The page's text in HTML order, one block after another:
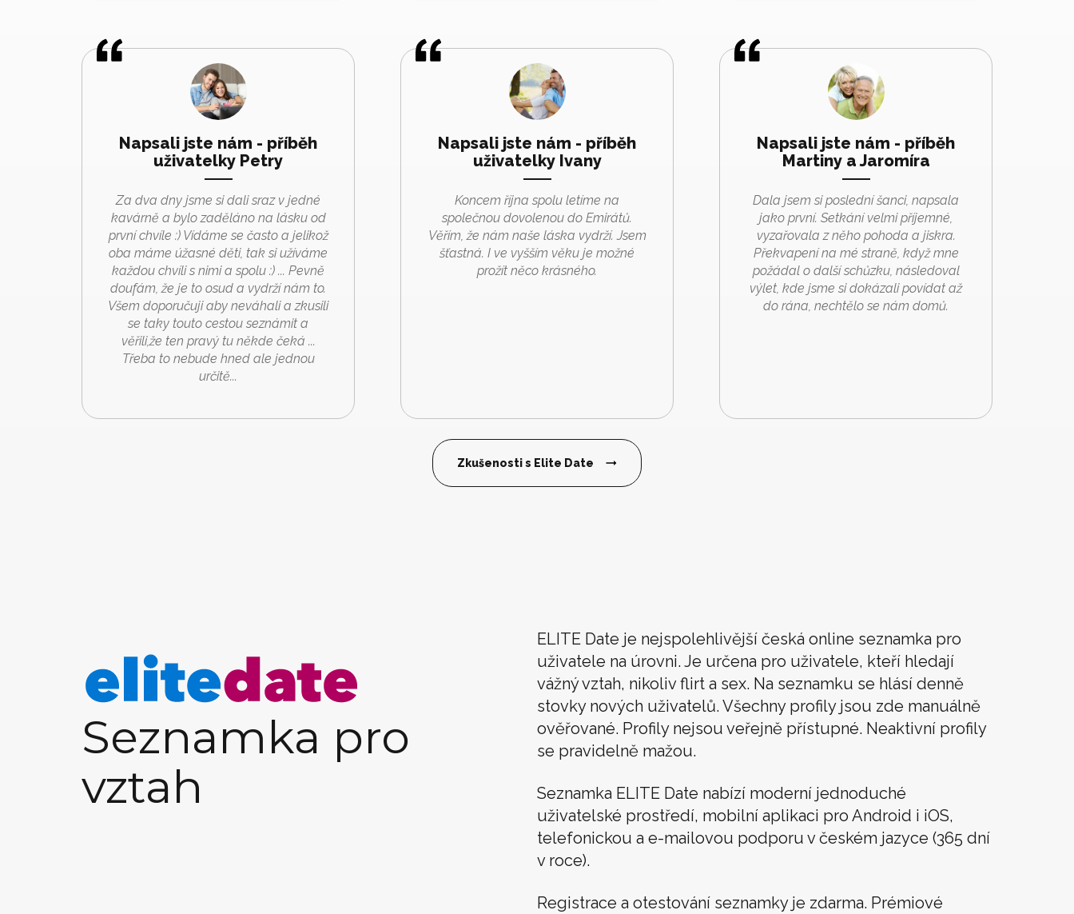
Napsali jste nám - příběh
uživatelky Petry
Za dva dny jsme si dali sraz v jedné
kavárně a bylo zaděláno na lásku od
první chvíle :) Vídáme se často a jelikož
oba máme úžasné děti, tak si užíváme
každou chvíli s nimi a spolu :) ... Pevně
doufám, že je to osud a vydrží nám to.
Všem doporučuji aby neváhali a zkusili
se taky touto cestou seznámit a
věřili,že ten pravý tu někde čeká ...
Třeba to nebude hned ale jednou
určitě...
Napsali jste nám - příběh
uživatelky Ivany
Koncem října spolu letíme na
společnou dovolenou do Emirátů.
Věřím, že nám naše láska vydrží. Jsem
šťastná. I ve vyšším věku je možné
prožít něco krásného.
Napsali jste nám - příběh
Martiny a Jaromíra
Dala jsem si poslední šanci, napsala
jako první. Setkání velmi příjemné,
vyzařovala z něho pohoda a jiskra.
Překvapení na mé straně, když mne
požádal o další schůzku, následoval
výlet, kde jsme si dokázali povídat až
do rána, nechtělo se nám domů.
Zkušenosti s Elite Date
Seznamka pro
vztah
ELITE Date je nejspolehlivější česká online seznamka pro
uživatele na úrovni. Je určena pro uživatele, kteří hledají
vážný vztah, nikoliv flirt a sex. Na seznamku se hlásí denně
stovky nových uživatelů. Všechny profily jsou zde manuálně
ověřované. Profily nejsou veřejně přístupné. Neaktivní profily
se pravidelně mažou.
Seznamka ELITE Date nabízí moderní jednoduché
uživatelské prostředí, mobilní aplikaci pro Android i iOS,
telefonickou a e-mailovou podporu v českém jazyce (365 dní
v roce).
Registrace a otestování seznamky je zdarma. Prémiové